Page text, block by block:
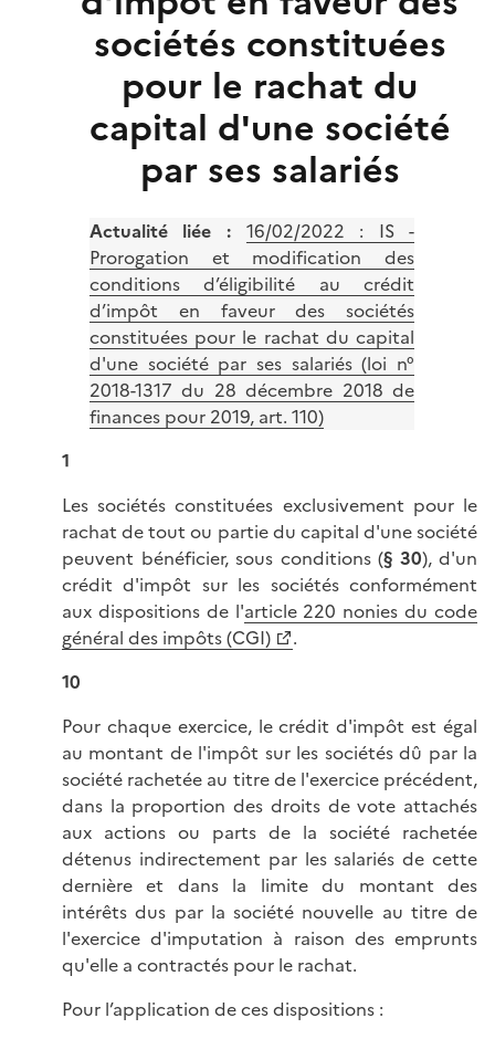
sociétés constituées
pour le rachat du
capital d'une société
par ses salariés
Actualité liée : 16/02/2022 : IS -
Prorogation et modification des
conditions d’éligibilité au crédit
d’impôt en faveur des sociétés
constituées pour le rachat du capital
d'une société par ses salariés (loi n°
2018-1317 du 28 décembre 2018 de
finances pour 2019, art. 110)
1
Les sociétés constituées exclusivement pour le
rachat de tout ou partie du capital d'une société
peuvent bénéficier, sous conditions (§ 30), d'un
crédit d'impôt sur les sociétés conformément
aux dispositions de l'article 220 nonies du code
général des impôts (CGI)
.
10
Pour chaque exercice, le crédit d'impôt est égal
au montant de l'impôt sur les sociétés dû par la
société rachetée au titre de l'exercice précédent,
dans la proportion des droits de vote attachés
aux actions ou parts de la société rachetée
détenus indirectement par les salariés de cette
dernière et dans la limite du montant des
intérêts dus par la société nouvelle au titre de
l'exercice d'imputation à raison des emprunts
qu'elle a contractés pour le rachat.
Pour l’application de ces dispositions :